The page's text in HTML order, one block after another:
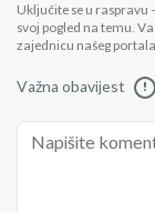
Uključite se u raspravu
svoj pogled na temu.
zajednicu našeg
Važna obavijest !